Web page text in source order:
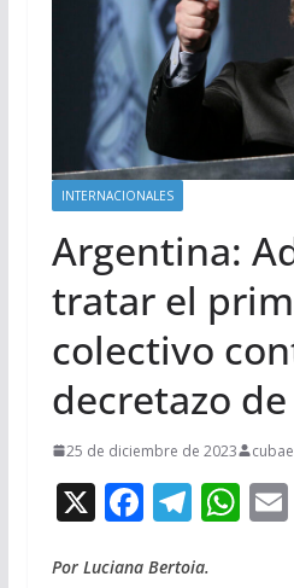
INTERNACIONALES
Argentina:
tratar el
colectivo
decretazo
25 de diciembre de 2023
X F T W
Por Luciana Bertoia.